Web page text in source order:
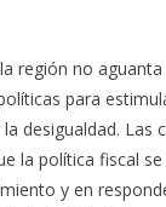
región no
para
desigualdad. Las
la política fiscal
y en